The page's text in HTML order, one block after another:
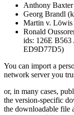
Anthony
Georg Brandl
Martin v.
Ronald
ids: 126E
ED9D77D5)
You can import a
network server you
or, in many cases,
the version-specific
the downloadable file